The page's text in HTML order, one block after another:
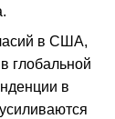
в США,
глобальной
в